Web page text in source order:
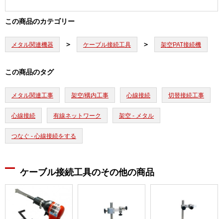
この商品のカテゴリー
メタル関連機器 ケーブル接続工具 架空PAT接続機
この商品のタグ
メタル関連工事 架空/構内工事 心線接続 切替接続工事
心線接続 有線ネットワーク 架空 - メタル
つなぐ - 心線接続をする
ケーブル接続工具のその他の商品